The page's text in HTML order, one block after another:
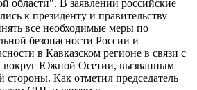
области". В заявлении российские
к президенту и правительству
все необходимые меры по
безопасности России и
в Кавказском регионе в связи с
вокруг Южной Осетии, вызванным
стороны. Как отметил председатель